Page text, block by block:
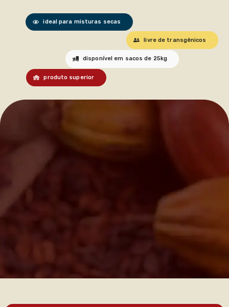
ideal para misturas secas​
livre de transgênicos
disponível em sacos de 25kg
produto superior